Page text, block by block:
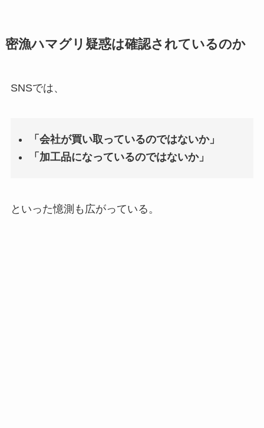
密漁ハマグリ疑惑は確認されているのか
SNSでは、
「会社が買い取っているのではないか」
「加工品になっているのではないか」
といった憶測も広がっている。